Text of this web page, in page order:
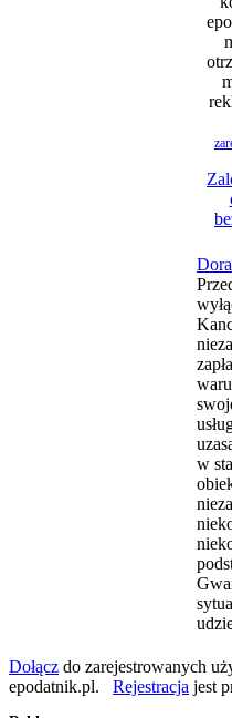
w
Dołącz do zarejestrowanych
epodatnik.pl. Rejestracja jest